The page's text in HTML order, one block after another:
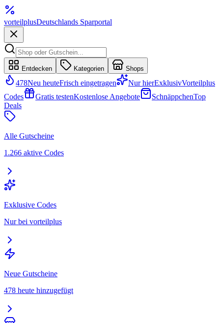
vorteilplusDeutschlands Sparportal
Entdecken Kategorien Shops
478Neu heuteFrisch eingetragen Nur hierExklusivVorteilplus
Codes
Gratis testenKostenlose Angebote SchnäppchenTop
Deals
Alle Gutscheine
1.266 aktive Codes
Exklusive Codes
Nur bei vorteilplus
Neue Gutscheine
478 heute hinzugefügt